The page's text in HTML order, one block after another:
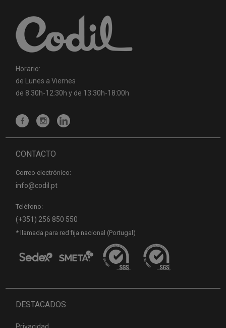
Horario:
de Lunes a Viernes
de 8:30h-12:30h y de 13:30h-18:00h
CONTACTO
Correo electrónico:
info@codil.pt
Teléfono:
(+351) 256 850 550
* llamada para red fija nacional (Portugal)
DESTACADOS
Privacidad